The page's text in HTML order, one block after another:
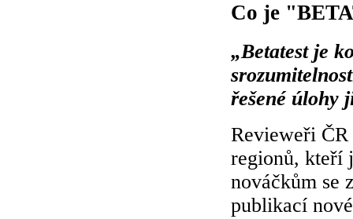
Co je
„Betatest je
řešené úlohy
Revieweři
regionů, kteří
nováčkům se
publikací